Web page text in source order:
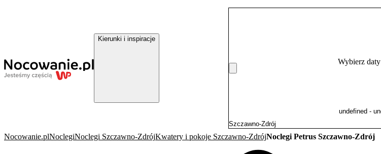
Kierunki i inspiracje
Wybierz daty
Nocowanie.plNoclegiNoclegi Szczawno-ZdrójKwatery i pokoje Szczawno-ZdrójNoclegi Petrus Szczawno-Zdrój